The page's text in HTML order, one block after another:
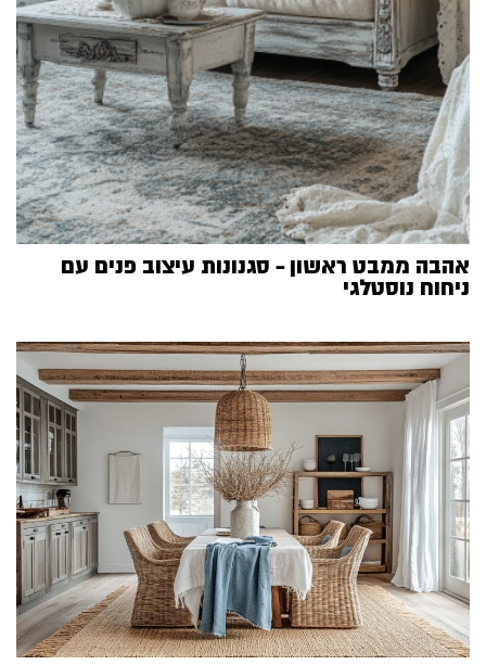
אהבה ממבט ראשון – סגנונות עיצוב פנים עם
ניחוח נוסטלגי